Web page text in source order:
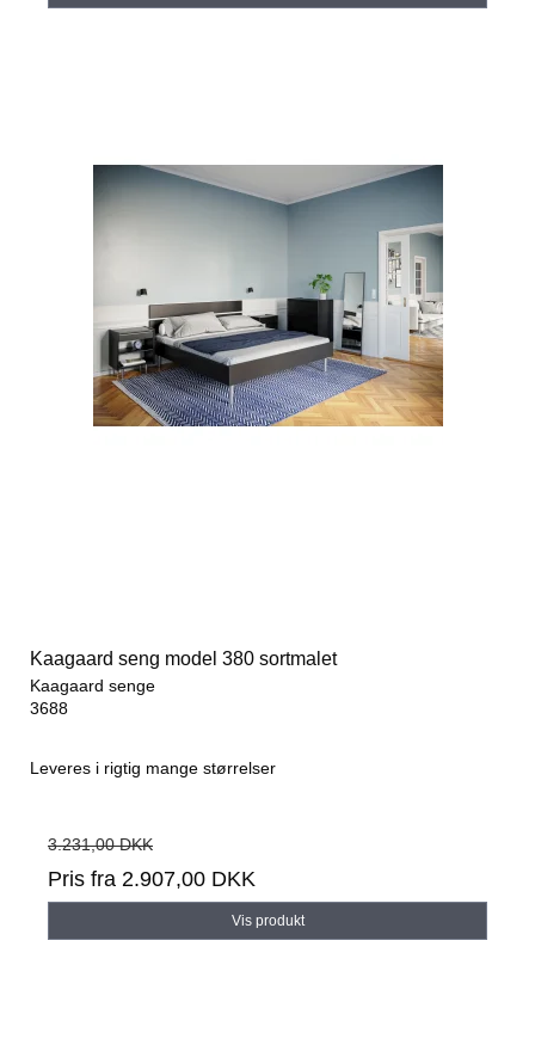
Kaagaard seng model 380 sortmalet
Kaagaard senge
3688
Leveres i rigtig mange størrelser
3.231,00 DKK
Pris fra 2.907,00 DKK
Vis produkt